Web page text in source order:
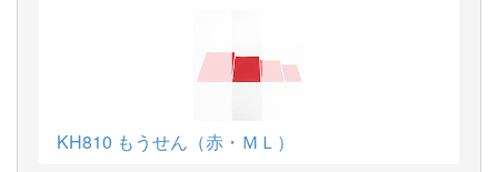
KH810 もうせん（赤・ＭＬ）